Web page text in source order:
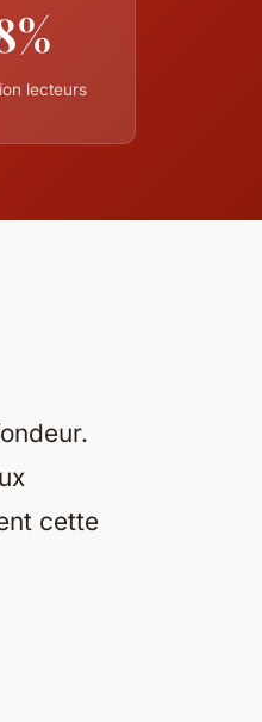
lecteurs
cette